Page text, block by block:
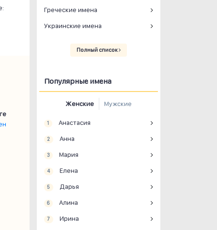
Греческие имена
Украинские имена
Полный список
Популярные имена
Женские Мужские
1 Анастасия
2 Анна
3 Мария
4 Елена
5 Дарья
6 Алина
7 Ирина